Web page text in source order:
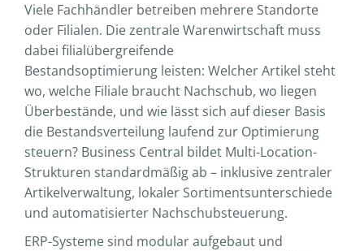
Viele Fachhändler betreiben mehrere Standorte
oder Filialen. Die zentrale Warenwirtschaft muss
dabei filialübergreifende
Bestandsoptimierung leisten: Welcher Artikel steht
wo, welche Filiale braucht Nachschub, wo liegen
Überbestände, und wie lässt sich auf dieser Basis
die Bestandsverteilung laufend zur Optimierung
steuern? Business Central bildet Multi-Location-
Strukturen standardmäßig ab – inklusive zentraler
Artikelverwaltung, lokaler Sortimentsunterschiede
und automatisierter Nachschubsteuerung.
ERP-Systeme sind modular aufgebaut und